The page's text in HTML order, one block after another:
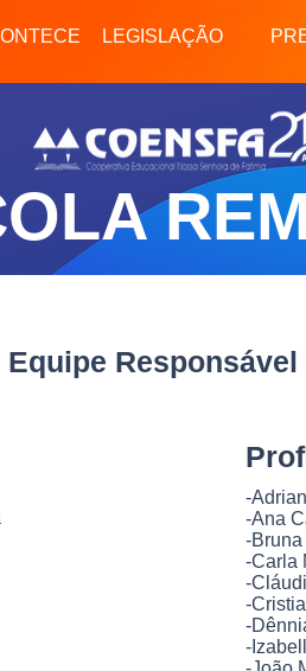
Tecnologias Educacionais
CALENDÁRIO
LEGISLAÇÃO
Equipe Responsável
-
-Ana
-
-Carla
-
-
-
-